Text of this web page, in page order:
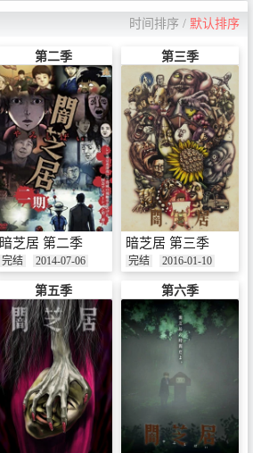
时间排序 / 默认排序
第二季
暗芝居 第二季
完结 2014-07-06
第三季
暗芝居 第三季
完结 2016-01-10
第五季 第六季